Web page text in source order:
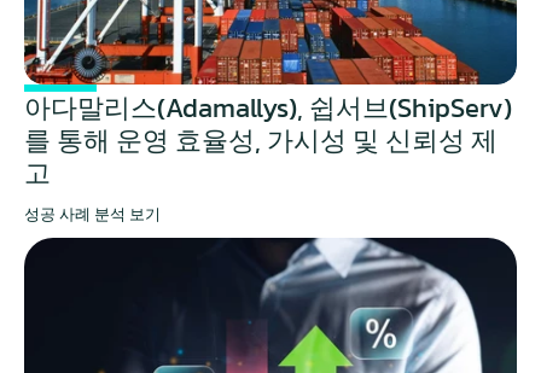
아다말리스(Adamallys), 쉽서브(ShipServ)
를 통해 운영 효율성, 가시성 및 신뢰성 제
고
성공 사례 분석 보기